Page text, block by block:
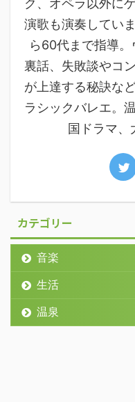
ク、オペラ以外に
演歌も演奏してい
ら60代まで指導
裏話、失敗談やコ
が上達する秘訣な
ラシックバレエ。
国ドラマ、
カテゴリー
音楽
生活
温泉